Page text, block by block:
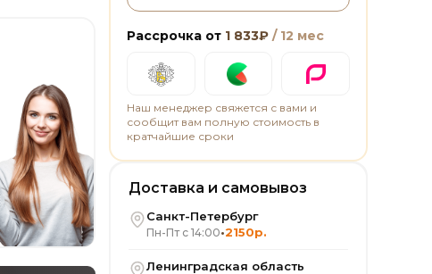
Рассрочка от 1 833₽ / 12 мес
Наш менеджер свяжется с вами и
сообщит вам полную стоимость в
кратчайшие сроки
Доставка и самовывоз
Санкт-Петербург
Пн-Пт с 14:00•2150р.
Ленинградская область